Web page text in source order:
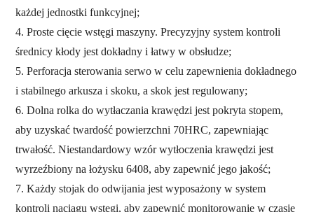
każdej jednostki funkcyjnej;
4. Proste cięcie wstęgi maszyny. Precyzyjny system kontroli
średnicy kłody jest dokładny i łatwy w obsłudze;
5. Perforacja sterowania serwo w celu zapewnienia dokładnego
i stabilnego arkusza i skoku, a skok jest regulowany;
6. Dolna rolka do wytłaczania krawędzi jest pokryta stopem,
aby uzyskać twardość powierzchni 70HRC, zapewniając
trwałość. Niestandardowy wzór wytłoczenia krawędzi jest
wyrzeźbiony na łożysku 6408, aby zapewnić jego jakość;
7. Każdy stojak do odwijania jest wyposażony w system
kontroli naciągu wstęgi, aby zapewnić monitorowanie w czasie